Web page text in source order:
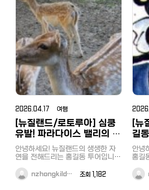
폰 「Yokoso! Card」가 「Discount
Coupon」로 리뉴얼 되었습니다. 【새
로운 쿠폰의 특징】 10,000엔(세금
별도) 이상 면세 구매 시 최대 면세
율 10%+5% OFF로 구입하실 수
있습니다! 할인금액의 상한 없음! 많
이 구입하실수록 할인율이 높아집니
다! 세금 불포함 10,000엔 이상 구
매 시 5% 할인 할인쿠폰 이용 방법
(모바일 전용) 【대상자】 세금 불포함
10,000엔 이상, 면세로 구매하시는
고객님 한정 ※일본인 일시 귀국자
도 면세가 가능하며, 본 쿠폰의 대상
입니다. ※외국공관 등 (대사관) 면세
는 대상에서 제외됩니다. 【대상 점
포】 일본 내 돈키호테, APITA,
PIAGO (일부 점포 제외) 【이용 방
법】 ① 이하의 쿠폰 배너를 클릭하
면, 쿠폰 화면으로 이동합니다. ② 쿠
폰 화면을 계산 시, 직원에게 제시해
주시길 바랍니다. ③ 마지막으로「사
용」버튼을 누릅니다. ※고객님께 스
다.
은 비
나
명하
합니다. 참여 대상: 도
주
한식/일
만
거
중
편하게
입
터
마
식대
지금
예만.
록).
(区)
주
2026.04.17 여행
[뉴질랜드/로토루아] 심쿵
유발! 파라다이스 밸리의 귀
여운 동물 친구들 (with 홍
길동 투어)
안녕하세요! 뉴질랜드의 생생한 자
연을 전해드리는 홍길동 투어입니
링'되는 장소, 파라다이스 밸리 스프
링스(Paradise Valley Springs)의
nzhongkild… 조회 1,182
[뉴
길
디
수
와
안녕하세요 뉴
홍길동투
오는
리고